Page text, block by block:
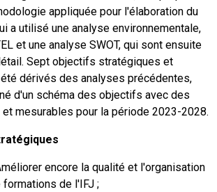
appliquée pour l'élaboration du
a utilisé une analyse environnementale,
et une analyse SWOT, qui sont ensuite
Sept objectifs stratégiques et
dérivés des analyses précédentes,
d'un schéma des objectifs avec des
mesurables pour la période 2023-2028.
encore la qualité et l'organisation
de l'IFJ ;